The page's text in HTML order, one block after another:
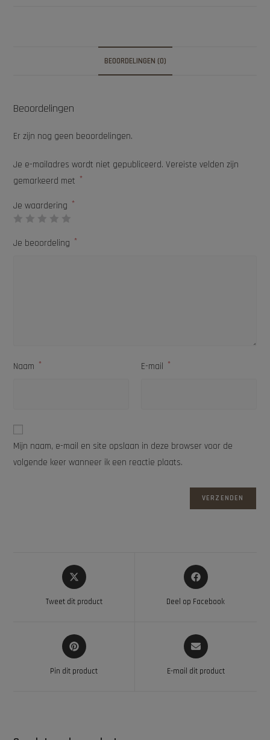
BEOORDELINGEN (0)
Beoordelingen
Er zijn nog geen beoordelingen.
Je e-mailadres wordt niet gepubliceerd. Vereiste velden zijn
gemarkeerd met *
Je waardering *
Je beoordeling *
Naam * E-mail *
Mijn naam, e-mail en site opslaan in deze browser voor de
volgende keer wanneer ik een reactie plaats.
Tweet dit product Deel op Facebook
Pin dit product E-mail dit product